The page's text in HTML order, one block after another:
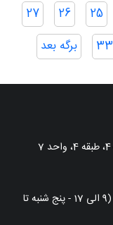
25
26
27
33 برگه بعد
02122083926 - 02122085386 - 02122082258 (9 الی 17 - پنج شنبه تا